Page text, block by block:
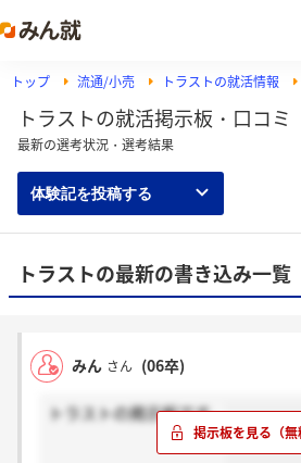
トップ 流通/小売 トラストの就活情報
トラストの就活掲示板・口コミ
最新の選考状況・選考結果
体験記を投稿する
トラストの最新の書き込み一覧
みん さん (06卒)
トラストの掲示板です。